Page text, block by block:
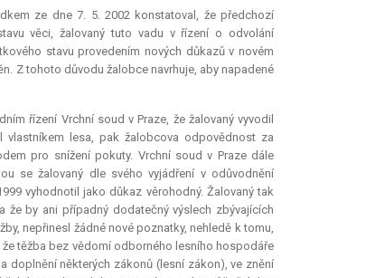
ze dne 7. 5. 2002 konstatoval, že předchozí
věci, žalovaný tuto vadu v řízení o odvolání
stavu provedením nových důkazů v novém
Z tohoto důvodu žalobce navrhuje, aby napadené
řízení Vrchní soud v Praze, že žalovaný vyvodil
lesa, pak žalobcova odpovědnost za
pro snížení pokuty. Vrchní soud v Praze dále
se žalovaný dle svého vyjádření v odůvodnění
vyhodnotil jako důkaz věrohodný. Žalovaný tak
že by ani případný dodatečný výslech zbývajících
nepřinesl žádné nové poznatky, nehledě k tomu,
těžba bez vědomí odborného lesního hospodáře
doplnění některých zákonů (lesní zákon), ve znění